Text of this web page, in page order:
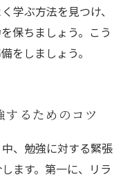
学ぶ方法を見つけ、
保ちましょう。こう
をしましょう。
するためのコツ
、勉強に対する緊張
ます。第一に、リラ